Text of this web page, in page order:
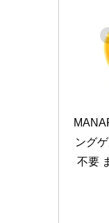
ング
不要